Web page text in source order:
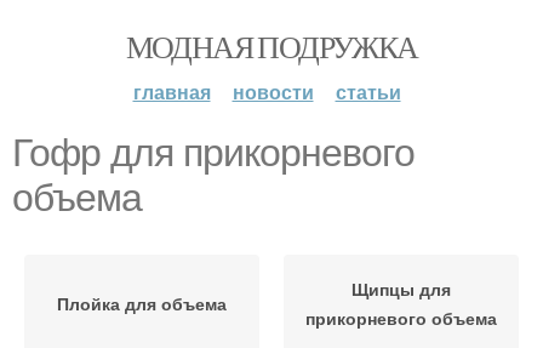
МОДНАЯ ПОДРУЖКА
главная новости статьи
Гофр для прикорневого
объема
Плойка для объема
Щипцы для
прикорневого объема